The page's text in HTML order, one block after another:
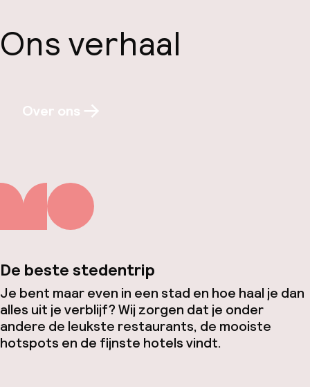
Ons verhaal
Over ons
De beste stedentrip
Je bent maar even in een stad en hoe haal je dan
alles uit je verblijf? Wij zorgen dat je onder
andere de leukste restaurants, de mooiste
hotspots en de fijnste hotels vindt.